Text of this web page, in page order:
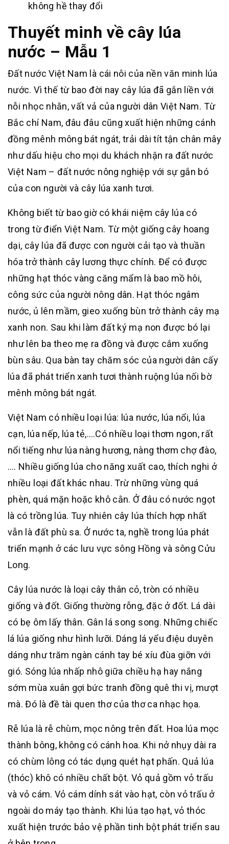
không hề thay đổi
Thuyết minh về cây lúa
nước – Mẫu 1
Đất nước Việt Nam là cái nôi của nền văn minh lúa
nước. Vì thế từ bao đời nay cây lúa đã gắn liền với
nỗi nhọc nhằn, vất vả của người dân Việt Nam. Từ
Bắc chí Nam, đâu đâu cũng xuất hiện những cánh
đồng mênh mông bát ngát, trải dài tít tận chân mây
như dấu hiệu cho mọi du khách nhận ra đất nước
Việt Nam – đất nước nông nghiệp với sự gắn bó
của con người và cây lúa xanh tươi.
Không biết từ bao giờ có khái niệm cây lúa có
trong từ điển Việt Nam. Từ một giống cây hoang
dại, cây lúa đã được con người cải tạo và thuần
hóa trở thành cây lương thực chính. Để có được
những hạt thóc vàng căng mẩm là bao mồ hôi,
công sức của người nông dân. Hạt thóc ngâm
nước, ủ lên mầm, gieo xuống bùn trở thành cây mạ
xanh non. Sau khi làm đất ký mạ non được bó lại
như lên ba theo mẹ ra đồng và được cắm xuống
bùn sâu. Qua bàn tay chăm sóc của người dân cấy
lúa đã phát triển xanh tươi thành ruộng lúa nối bờ
mênh mông bát ngát.
Việt Nam có nhiều loại lúa: lúa nước, lúa nổi, lúa
cạn, lúa nếp, lúa tẻ,….Có nhiều loại thơm ngon, rất
nổi tiếng như lúa nàng hương, nàng thơm chợ đào,
…. Nhiều giống lúa cho năng xuất cao, thích nghi ở
nhiều loại đất khác nhau. Trừ những vùng quá
phèn, quá mặn hoặc khô cằn. Ở đâu có nước ngọt
là có trồng lúa. Tuy nhiên cây lúa thích hợp nhất
vẫn là đất phù sa. Ở nước ta, nghề trong lúa phát
triển mạnh ở các lưu vực sông Hồng và sông Cửu
Long.
Cây lúa nước là loại cây thân cỏ, tròn có nhiều
giống và đốt. Giống thường rỗng, đặc ở đốt. Lá dài
có bẹ ôm lấy thân. Gân lá song song. Những chiếc
lá lúa giống như hình lưỡi. Dáng lá yểu điệu duyên
dáng như trăm ngàn cánh tay bé xíu đùa giỡn với
gió. Sóng lúa nhấp nhô giữa chiều hạ hay nắng
sớm mùa xuân gợi bức tranh đồng quê thi vị, mượt
mà. Đó là đề tài quen thơ của thơ ca nhạc họa.
Rễ lúa là rễ chùm, mọc nông trên đất. Hoa lúa mọc
thành bông, không có cánh hoa. Khi nở nhụy dài ra
có chùm lông có tác dụng quét hạt phấn. Quả lúa
(thóc) khô có nhiều chất bột. Vỏ quả gồm vỏ trấu
và vỏ cám. Vỏ cám dính sát vào hạt, còn vỏ trấu ở
ngoài do máy tạo thành. Khi lúa tạo hạt, vỏ thóc
xuất hiện trước bảo vệ phần tinh bột phát triển sau